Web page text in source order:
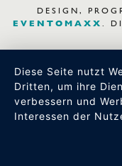
DESIGN,
EVENTOMAXX
.
Diese Seite nutzt
Dritten, um ihre
verbessern und
Interessen der